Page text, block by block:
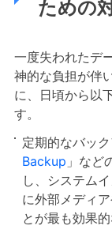
ための
一度失われたデ
神的な負担が伴
に、日頃から以
す。
定期的なバッ
Backup 」など
し、システム
に外部メディ
とが最も効果的